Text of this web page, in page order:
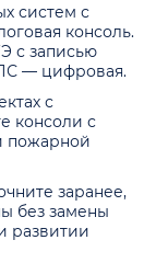
систем с
консоль.
с записью
— цифровая.
с
консоли с
пожарной
заранее,
без замены
развитии